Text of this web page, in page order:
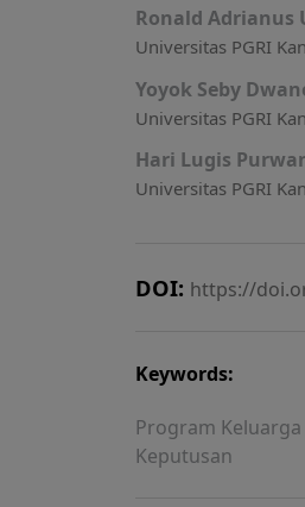
Ronald Adrianus
Universitas PGRI
Yoyok Seby
Universitas PGRI
Hari Lugis
Universitas PGRI
DOI: https://
Keywords:
Program
Keputusan